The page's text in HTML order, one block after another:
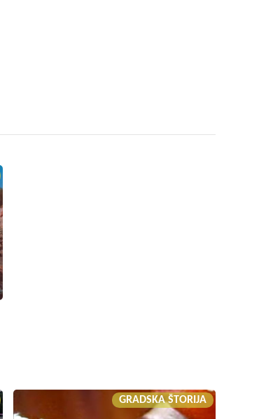
GRADSKA ŠTORIJA